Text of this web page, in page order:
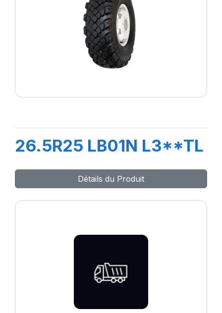
26.5R25 LB01N L3**TL
Détails du Produit